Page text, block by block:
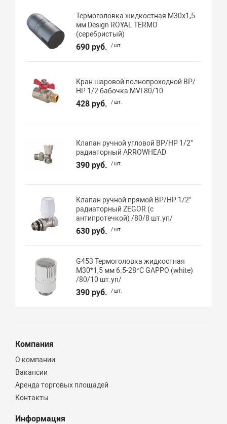
Термоголовка жидкостная М30х1,5
мм Design ROYAL TERMO
(серебристый)
690 руб. / шт.
Кран шаровой полнопроходной ВР/
НР 1/2 бабочка MVI 80/10
428 руб. / шт.
Клапан ручной угловой ВР/НР 1/2"
радиаторный ARROWHEAD
390 руб. / шт.
Клапан ручной прямой ВР/НР 1/2"
радиаторный ZEGOR (с
антипротечкой) /80/8 шт.уп/
630 руб. / шт.
G453 Термоголовка жидкостная
М30*1,5 мм 6.5-28°C GAPPO (white)
/80/10 шт.уп/
390 руб. / шт.
Компания
О компании
Вакансии
Аренда торговых площадей
Контакты
Информация